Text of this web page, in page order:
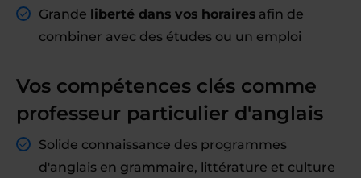
Grande liberté dans vos horaires afin de
combiner avec des études ou un emploi
Vos compétences clés comme
professeur particulier d'anglais
Solide connaissance des programmes
d'anglais en grammaire, littérature et culture